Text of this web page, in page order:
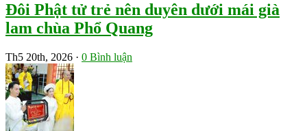
Đôi Phật tử trẻ nên duyên dưới mái già
lam chùa Phổ Quang
Th5 20th, 2026 · 0 Bình luận